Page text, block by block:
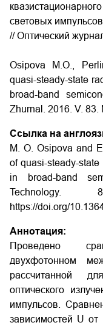
световых
// Оптический
Osipova M.O.,
quasi-steady-state
broad-band
Zhurnal. 2016. V. 83.
Ссылка на
M. O. Osipova and
of quasi-steady-
in broad-band
Technology.
https://doi.org/
Аннотация:
Проведено
двухфотонном
рассчитанной
оптического
импульсов.
зависимостей U от